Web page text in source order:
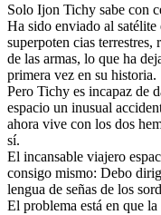
Solo Ijon Tichy sabe con
Ha sido enviado al satélite
superpoten cias terrestres,
de las armas, lo que ha
primera vez en su historia.
Pero Tichy es incapaz de
espacio un inusual
ahora vive con los dos
sí.
El incansable viajero
consigo mismo: Debo
lengua de señas de los
El problema está en que